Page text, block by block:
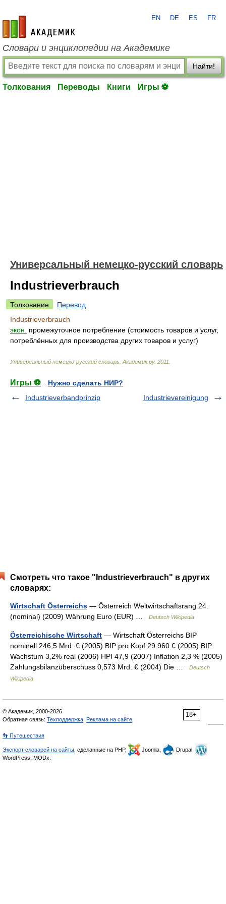
academic.ru
EN DE ES FR
Словари и энциклопедии на Академике
Найти!
Толкования Переводы Книги Игры ⚽
Универсальный немецко-русский словарь
Industrieverbrauch
Толкование
Перевод
Industrieverbrauch
экон.
промежуточное потребление (стоимость товаров и услуг,
потреблённых для производства других товаров и услуг)
Универсальный немецко-русский словарь Академик.ру. 2011
Игры ⚽
Нужно сделать НИР?
Industrieverbandprinzip
Industrievereinigung
Смотреть что такое "Industrieverbrauch" в других
словарях:
Wirtschaft Österreichs — Österreich Weltwirtschaftsrang 24.
(nominal) (2009) Währung Euro (EUR) …
Deutsch Wikipedia
Österreichische Wirtschaft — Wirtschaft Österreichs BIP
nominell 246,5 Mrd. € (2005) BIP pro Kopf 29.960 € (2005) BIP
Wachstum 3,2% real (2006) HPI 47,9 (2007) Inflation 2,3 % (2005)
Zahlungsbilanzüberschuss 0,573 Mrd. € (2004) Die …
Deutsch
Wikipedia
18+
© Академик, 2000-2026
Обратная связь: Техподдержка Реклама на сайте
👣 Путешествия
Экспорт словарей на сайты , сделанные на PHP, Joomla,
Drupal,
WordPress, MODx.